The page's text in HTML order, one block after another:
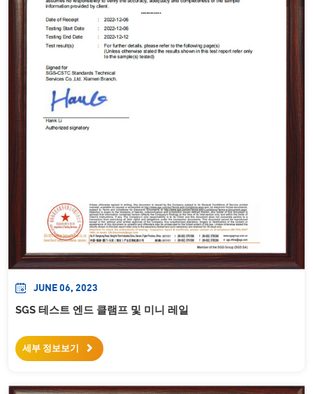
JUNE 06, 2023
SGS 테스트 엔드 클램프 및 미니 레일
세부 정보보기